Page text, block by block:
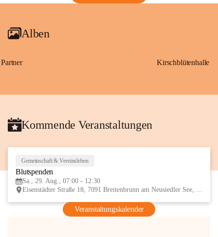
Alben
Partner Kirschblütenhalle
Kommende Veranstaltungen
Gemeinschaft & Vereinsleben
Blutspenden
Sa., 29. Aug., 07:00 - 12:30
Eisenstädter Straße 18, 7091 Breitenbrunn am Neusiedler See, AUT
Veranstaltungskalender